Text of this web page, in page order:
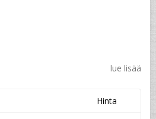
lue lisää
Hinta